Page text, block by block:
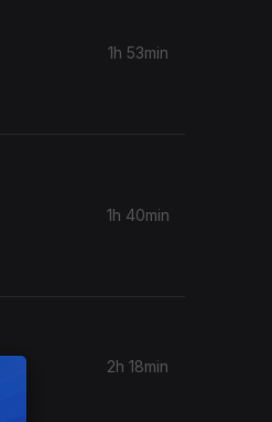
1h 53min
1h 40min
2h 18min